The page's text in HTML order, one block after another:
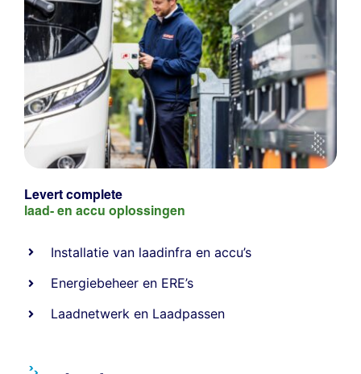
Levert complete
laad- en accu oplossingen
Installatie van laadinfra en accu’s
Energiebeheer en ERE’s
Laadnetwerk en Laadpassen